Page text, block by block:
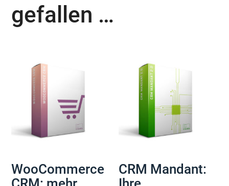
gefallen …
WooCommerce
CRM Mandant: